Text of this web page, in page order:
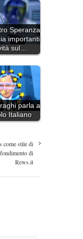
Speranza
importanti
sul…
parla al
Italiano
come stile di
di
Rews.it